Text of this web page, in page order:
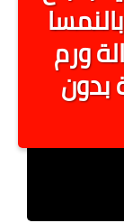
ورم
بدون